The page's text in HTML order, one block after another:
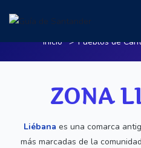
Zona
Inicio Pueblos de
ZONA
Liébana es una comarca
más marcadas de la